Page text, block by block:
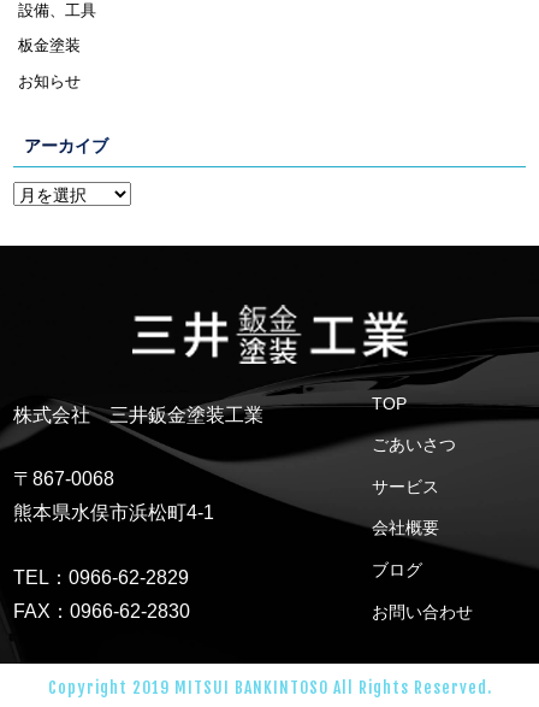
設備、工具
板金塗装
お知らせ
アーカイブ
株式会社 三井鈑金塗装工業
〒867-0068
熊本県水俣市浜松町4-1
TEL：0966-62-2829
FAX：0966-62-2830
TOP
ごあいさつ
サービス
会社概要
ブログ
お問い合わせ
Copyright 2019 MITSUI BANKINTOSO All Rights Reserved.